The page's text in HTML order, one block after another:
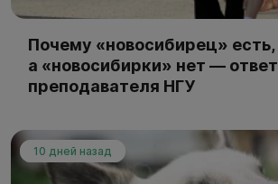
Почему «новосибирец» есть,
а «новосибирки» нет — ответ
преподавателя НГУ
10 дней назад